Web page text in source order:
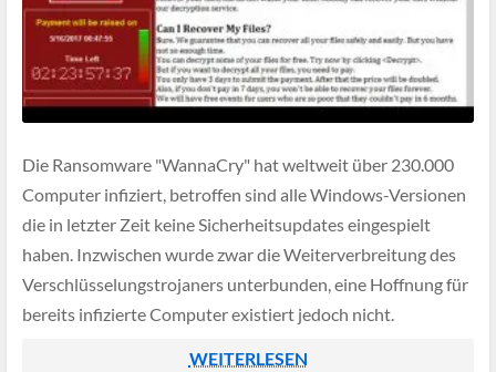
Die Ransomware "WannaCry" hat weltweit über 230.000
Computer infiziert, betroffen sind alle Windows-Versionen
die in letzter Zeit keine Sicherheitsupdates eingespielt
haben. Inzwischen wurde zwar die Weiterverbreitung des
Verschlüsselungstrojaners unterbunden, eine Hoffnung für
bereits infizierte Computer existiert jedoch nicht.
WEITERLESEN